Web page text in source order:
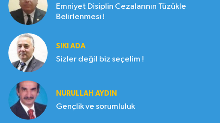
Emniyet Disiplin Cezalarının Tüzükle
Belirlenmesi !
SIKI ADA
Sizler değil biz seçelim !
NURULLAH AYDIN
Gençlik ve sorumluluk